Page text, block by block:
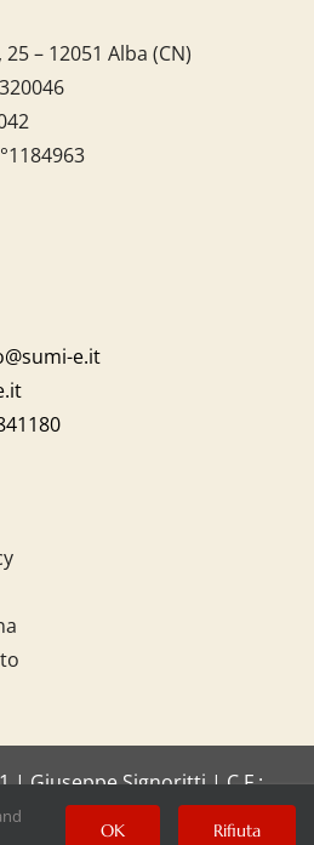
– 12051 Alba (CN)
e.it
| Giuseppe Signoritti | C.F.:
OK Rifiuta